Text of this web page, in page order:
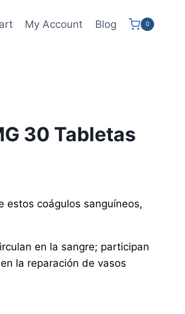
My Account Blog 0
30 Tabletas
estos coágulos sanguíneos,
en la sangre; participan
la reparación de vasos